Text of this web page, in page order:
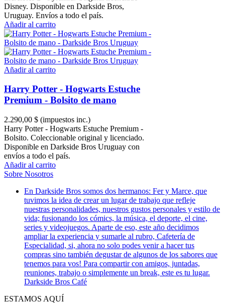
Disney. Disponible en Darkside Bros,
Uruguay. Envíos a todo el país.
Añadir al carrito
Añadir al carrito
Harry Potter - Hogwarts Estuche
Premium - Bolsito de mano
2.290,00 $ (impuestos inc.)
Harry Potter - Hogwarts Estuche Premium -
Bolsito. Coleccionable original y licenciado.
Disponible en Darkside Bros Uruguay con
envíos a todo el país.
Añadir al carrito
Sobre Nosotros
En Darkside Bros somos dos hermanos: Fer y Marce, que
tuvimos la idea de crear un lugar de trabajo que refleje
nuestras personalidades, nuestros gustos personales y estilo de
vida; fusionando los cómics, la música, el deporte, el cine,
series y videojuegos. Aparte de eso, este año decidimos
ampliar la experiencia y sumarle al rubro, Cafetería de
Especialidad, si, ahora no solo podes venir a hacer tus
compras sino también degustar de algunos de los sabores que
tenemos para vos! Para compartir con amigos, juntadas,
reuniones, trabajo o simplemente un break, este es tu lugar.
Darkside Bros Café
ESTAMOS AQUÍ